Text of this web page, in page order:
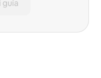
guía